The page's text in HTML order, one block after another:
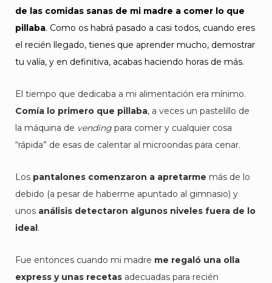
de las comidas sanas de mi madre a comer lo que
pillaba. Como os habrá pasado a casi todos, cuando eres
el recién llegado, tienes que aprender mucho, demostrar
tu valía, y en definitiva, acabas haciendo horas de más.
El tiempo que dedicaba a mi alimentación era mínimo.
Comía lo primero que pillaba, a veces un pastelillo de
la máquina de vending para comer y cualquier cosa
“rápida” de esas de calentar al microondas para cenar.
Los pantalones comenzaron a apretarme más de lo
debido (a pesar de haberme apuntado al gimnasio) y
unos análisis detectaron algunos niveles fuera de lo
ideal.
Fue entonces cuando mi madre me regaló una olla
express y unas recetas adecuadas para recién